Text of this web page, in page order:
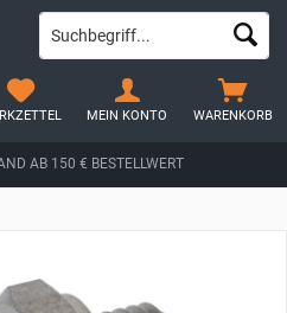
AB 150 € BESTELLWERT
WARENKORB
MEIN KONTO